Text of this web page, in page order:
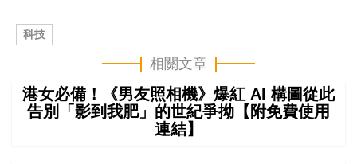
科技
相關文章
港女必備！《男友照相機》爆紅 AI 構圖從此
告別「影到我肥」的世紀爭拗【附免費使用
連結】